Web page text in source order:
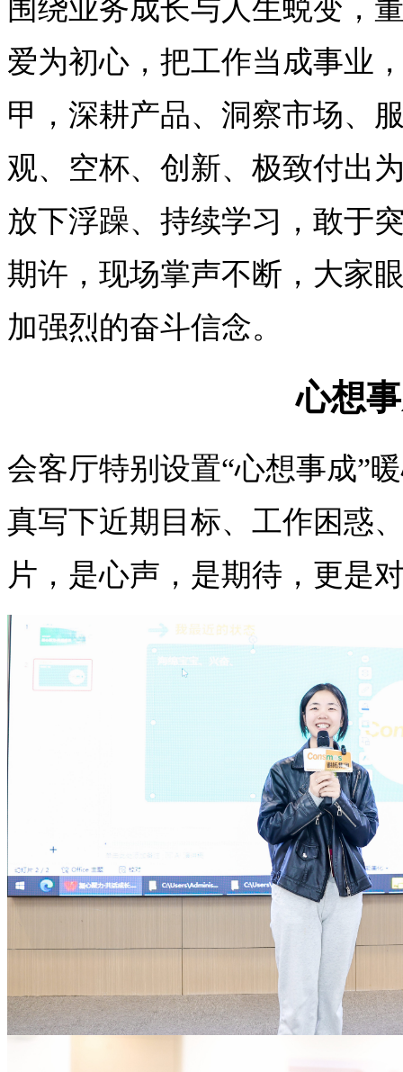
围绕业务成长与人生蜕变，
爱为初心，把工作当成事业
甲，深耕产品、洞察市场、
观、空杯、创新、极致付出
放下浮躁、持续学习，敢于
期许，现场掌声不断，大家
加强烈的奋斗信念。
心想
会客厅特别设置“心想事成”
真写下近期目标、工作困惑
片，是心声，是期待，更是